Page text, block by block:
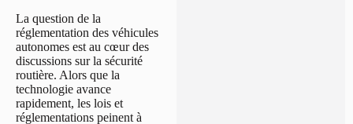
La question de la
réglementation des véhicules
autonomes est au cœur des
discussions sur la sécurité
routière. Alors que la
technologie avance
rapidement, les lois et
réglementations peinent à